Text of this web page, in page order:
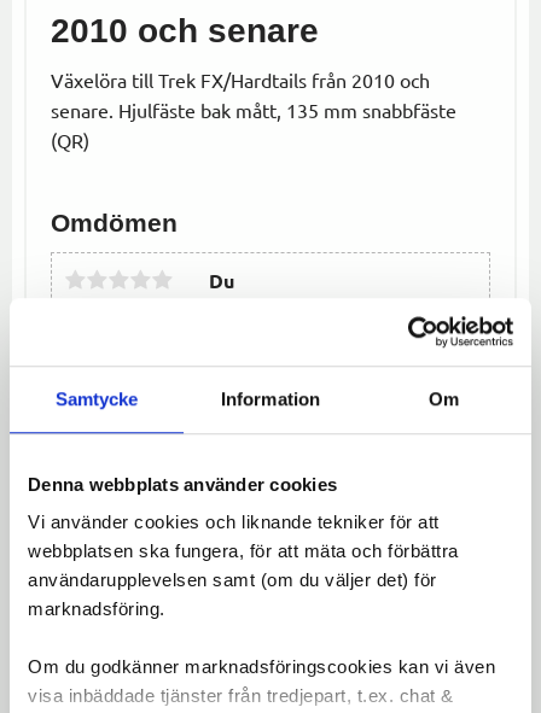
Samtycke Information Om
Denna webbplats använder cookies
Vi använder cookies och liknande tekniker för att
webbplatsen ska fungera, för att mäta och förbättra
användarupplevelsen samt (om du väljer det) för
marknadsföring.
Om du godkänner marknadsföringscookies kan vi även
visa inbäddade tjänster från tredjepart, t.ex. chat &
2010 och senare
Växelöra till Trek FX/Hardtails från 2010 och
senare. Hjulfäste bak mått, 135 mm snabbfäste
(QR)
Facebook
TwitterLinkedIn
Omdömen
Du
LOGGA IN FÖR ATT GE
Bli den första att lämna ett omdöme.